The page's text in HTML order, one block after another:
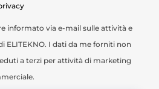
informato via e-mail sulle attività e
ELITEKNO. I dati da me forniti non
a terzi per attività di marketing